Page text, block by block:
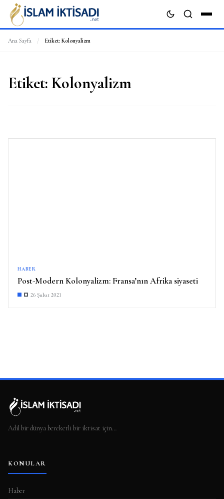
Ana Sayfa / Etiket: Kolonyalizm
Etiket: Kolonyalizm
HABER
Post-Modern Kolonyalizm: Fransa’nın Afrika siyaseti
26 Şubat 2021
Adil bir dünya bereketli bir iktisat için…
KONULAR
Haber